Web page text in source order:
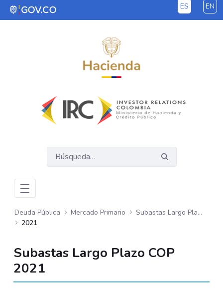
Saltar al contenido principal ES EN
Deuda Pública Mercado Primario
Subastas Largo Plazo - COP
2021
Subastas Largo Plazo COP
2021